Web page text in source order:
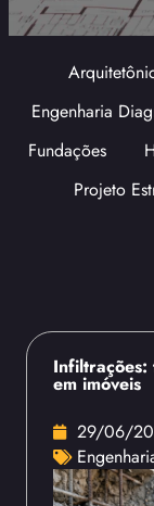
Engenharia
Fundações
Projeto
Infiltrações:
em imóveis
29/06/